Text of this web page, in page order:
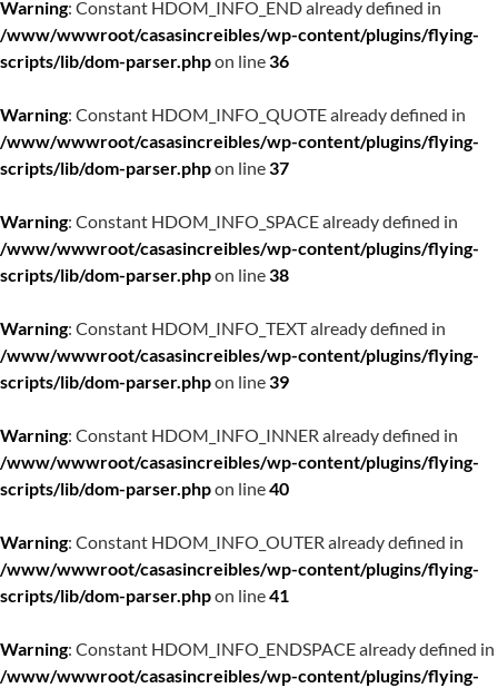
Warning: Constant HDOM_INFO_END already defined in
/www/wwwroot/casasincreibles/wp-content/plugins/flying-
scripts/lib/dom-parser.phpon line36
Warning: Constant HDOM_INFO_QUOTE already defined in
/www/wwwroot/casasincreibles/wp-content/plugins/flying-
scripts/lib/dom-parser.phpon line37
Warning: Constant HDOM_INFO_SPACE already defined in
/www/wwwroot/casasincreibles/wp-content/plugins/flying-
scripts/lib/dom-parser.phpon line38
Warning: Constant HDOM_INFO_TEXT already defined in
/www/wwwroot/casasincreibles/wp-content/plugins/flying-
scripts/lib/dom-parser.phpon line39
Warning: Constant HDOM_INFO_INNER already defined in
/www/wwwroot/casasincreibles/wp-content/plugins/flying-
scripts/lib/dom-parser.phpon line40
Warning: Constant HDOM_INFO_OUTER already defined in
/www/wwwroot/casasincreibles/wp-content/plugins/flying-
scripts/lib/dom-parser.phpon line41
Warning: Constant HDOM_INFO_ENDSPACE already defined in
/www/wwwroot/casasincreibles/wp-content/plugins/flying-